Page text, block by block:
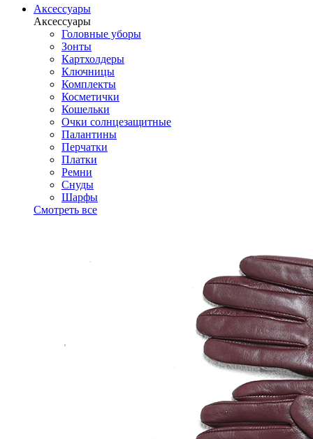
Аксессуары
Аксессуары
Головные уборы
Зонты
Картхолдеры
Ключницы
Комплекты
Косметички
Кошельки
Очки солнцезащитные
Палантины
Перчатки
Платки
Ремни
Снуды
Шарфы
Смотреть все